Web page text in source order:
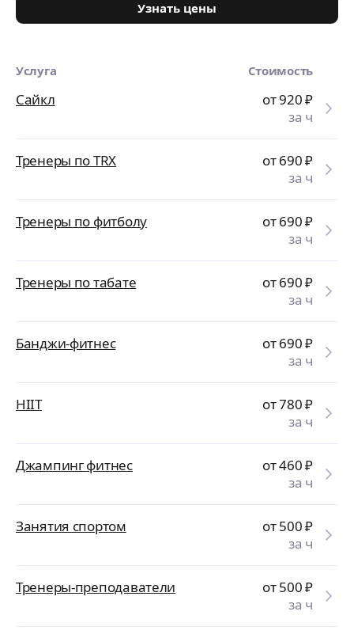
Узнать цены
Услуга Стоимость
Сайкл от 920₽
за ч
Тренеры по TRX от 690₽
за ч
Тренеры по фитболу от 690₽
за ч
Тренеры по табате от 690₽
за ч
Банджи-фитнес от 690₽
за ч
HIIT от 780₽
за ч
Джампинг фитнес от 460₽
за ч
Занятия спортом от 500₽
за ч
Тренеры-преподаватели от 500₽
за ч